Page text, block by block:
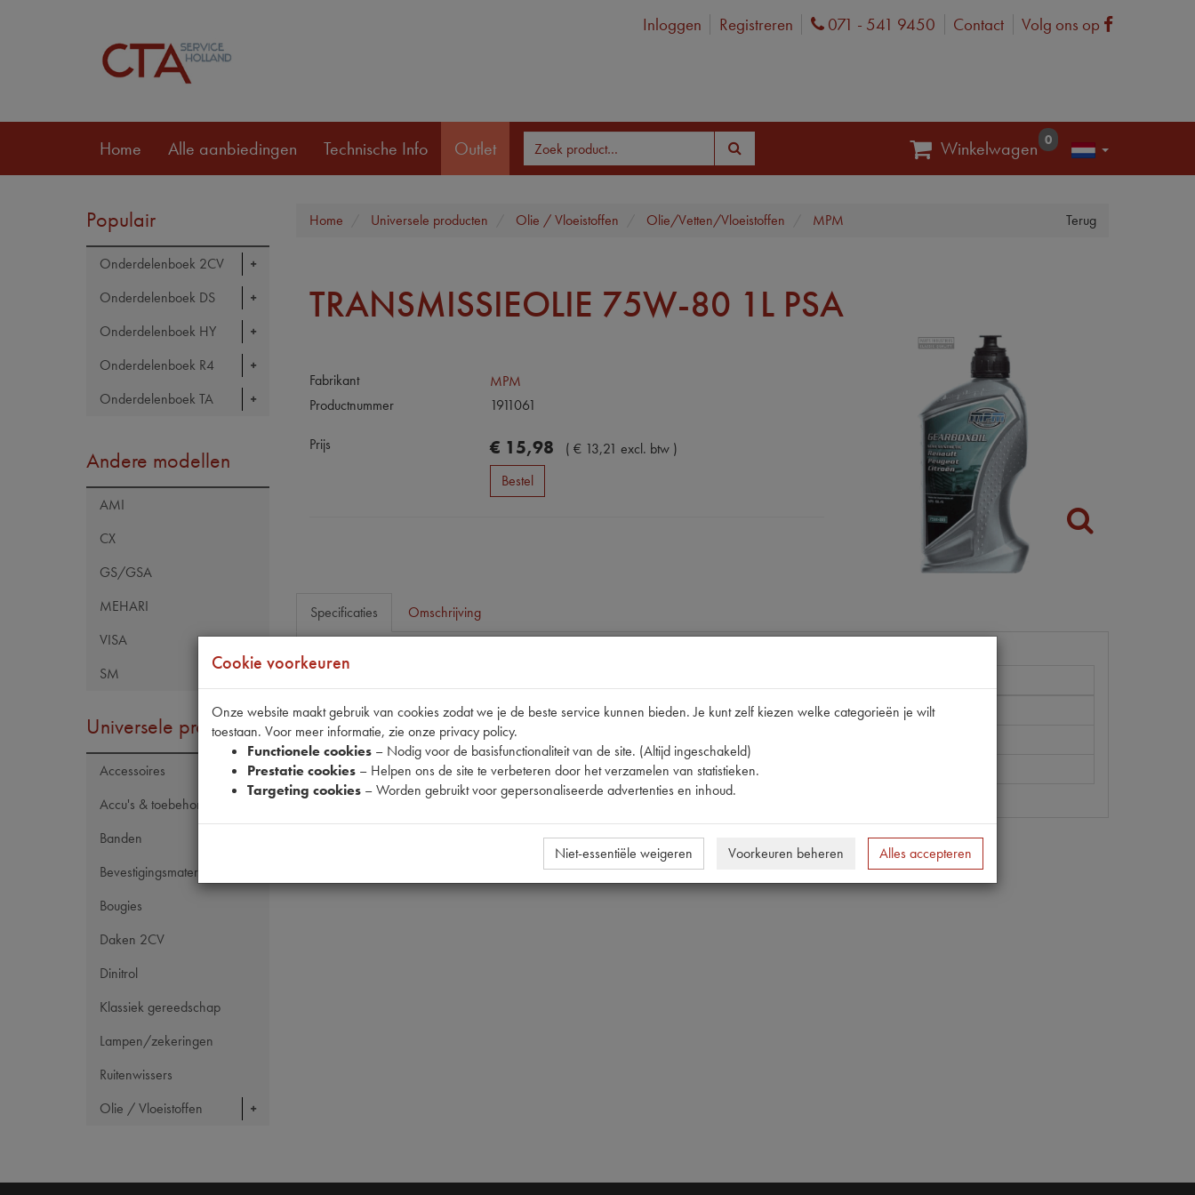
Inloggen Registreren Phone
071 - 541 9450 Contact Volg ons op Facebook
Home Alle aanbiedingen Technische Info Outlet Winkelwagen 0
Populair
Onderdelenboek 2CV
Onderdelenboek DS
Onderdelenboek HY
Onderdelenboek R4
Onderdelenboek TA
Andere modellen
AMI
CX
GS/GSA
MEHARI
VISA
SM
Universele producten
Accessoires
Accu's & toebehoren
Banden
Bevestigingsmateriaal
Bougies
Daken 2CV
Dinitrol
Klassiek gereedschap
Lampen/zekeringen
Ruitenwissers
Olie / Vloeistoffen
Terug
Home Universele producten Olie / Vloeistoffen Olie/Vetten/Vloeistoffen MPM
TRANSMISSIEOLIE 75W-80 1L PSA
Fabrikant
MPM
Productnummer
1911061
Prijs € 15,98 (€ 13,21 excl. btw )
Bestel
Specificaties Omschrijving
OE Citroën
GL-5
OE Peugeot
Codes
13001 | 75W-80 | 9730AA | GL-5
Cookie voorkeuren
Onze website maakt gebruik van cookies zodat we je de beste service kunnen bieden. Je kunt zelf kiezen welke categorieën je wilt
toestaan. Voor meer informatie, zie onze privacy policy.
Functionele cookies – Nodig voor de basisfunctionaliteit van de site. (Altijd ingeschakeld)
Prestatie cookies – Helpen ons de site te verbeteren door het verzamelen van statistieken.
Targeting cookies – Worden gebruikt voor gepersonaliseerde advertenties en inhoud.
Niet-essentiële weigeren Voorkeuren beheren Alles accepteren